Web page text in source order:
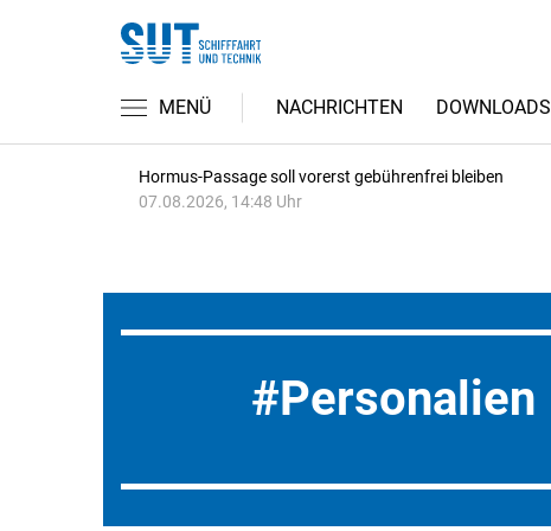
MENÜ NACHRICHTEN DOWNLOADS
Hormus-Passage soll vorerst gebührenfrei bleiben
07.08.2026, 14:48 Uhr
Personalien